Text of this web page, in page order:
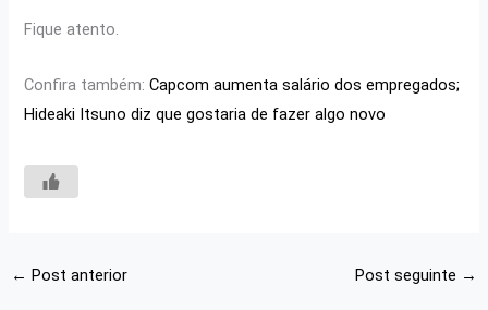
Fique atento.
Confira também:Capcom aumenta salário dos empregados;
Hideaki Itsuno diz que gostaria de fazer algo novo
← Post anterior Post seguinte →